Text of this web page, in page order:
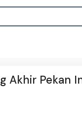
Akhir Pekan